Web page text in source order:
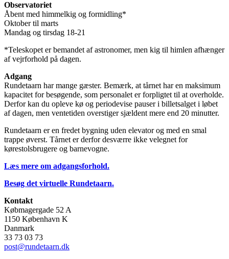
Observatoriet
Åbent med himmelkig og formidling*
Oktober til marts
Mandag og tirsdag 18-21
*Teleskopet er bemandet af astronomer, men kig til himlen afhænger
af vejrforhold på dagen.
Adgang
Rundetaarn har mange gæster. Bemærk, at tårnet har en maksimum
kapacitet for besøgende, som personalet er forpligtet til at overholde.
Derfor kan du opleve kø og periodevise pauser i billetsalget i løbet
af dagen, men ventetiden overstiger sjældent mere end 20 minutter.
Rundetaarn er en fredet bygning uden elevator og med en smal
trappe øverst. Tårnet er derfor desværre ikke velegnet for
kørestolsbrugere og barnevogne.
Læs mere om adgangsforhold.
Besøg det virtuelle Rundetaarn.
Kontakt
Købmagergade 52 A
1150 København K
Danmark
33 73 03 73
post@rundetaarn.dk